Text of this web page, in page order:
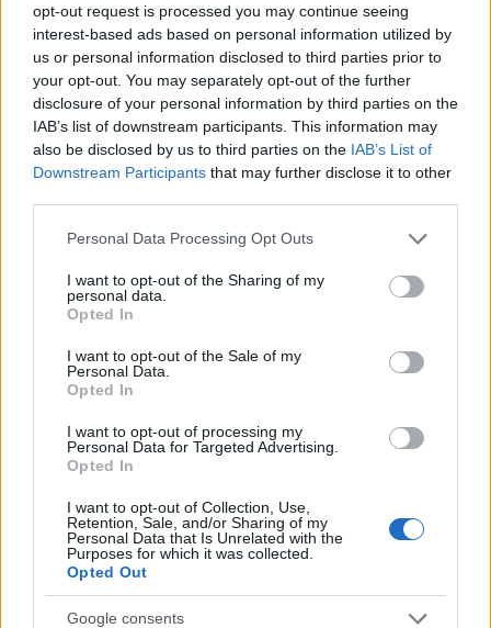
opt-out request is processed you may continue seeing
interest-based ads based on personal information utilized by
us or personal information disclosed to third parties prior to
your opt-out. You may separately opt-out of the further
disclosure of your personal information by third parties on the
IAB’s list of downstream participants. This information may
also be disclosed by us to third parties on the IAB’s List of
Downstream Participants that may further disclose it to other
Please note that this website/app uses one or more Google
not limited to your visit or usage behaviour. You may click to
grant or deny consent to Google and its third-party tags to
use your data for below specified purposes in below Google
consent section.
Personal Data Processing Opt Outs
I want to opt-out of the Sharing of my
personal data.
Opted In
I want to opt-out of the Sale of my
Personal Data.
Opted In
I want to opt-out of processing my
Personal Data for Targeted Advertising.
Opted In
I want to opt-out of Collection, Use,
Retention, Sale, and/or Sharing of my
Personal Data that Is Unrelated with the
Purposes for which it was collected.
Opted Out
Google consents
Wearable senza schermo: guida pratica a sonno, HRV
e recupero
Cristian Castiglioni · 1 Ago 2026
Circuito total body al parco in 30 minuti a corpo libero